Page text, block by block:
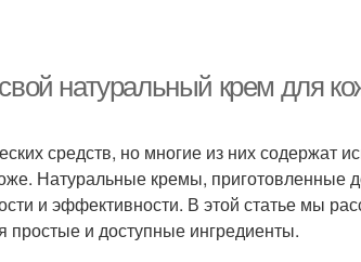
натуральный крем для
средств, но многие из них содержат
Натуральные кремы, приготовленные
и эффективности. В этой статье мы
простые и доступные ингредиенты.